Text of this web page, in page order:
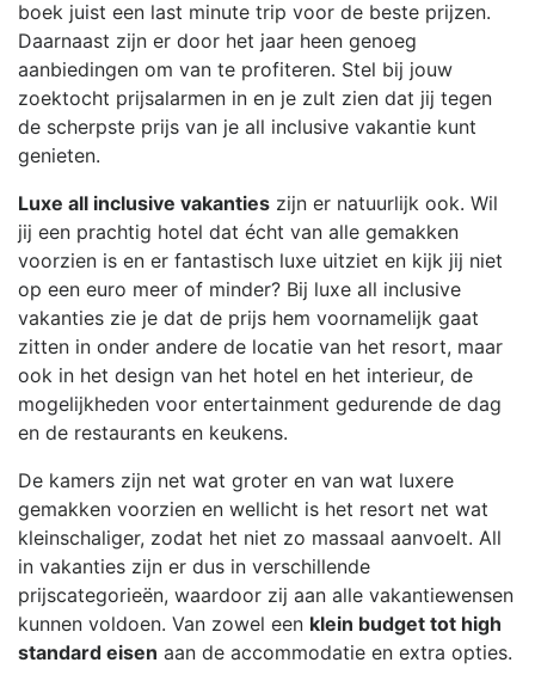
boek juist een last minute trip voor de beste prijzen.
Daarnaast zijn er door het jaar heen genoeg
aanbiedingen om van te profiteren. Stel bij jouw
zoektocht prijsalarmen in en je zult zien dat jij tegen
de scherpste prijs van je all inclusive vakantie kunt
genieten.
Luxe all inclusive vakanties zijn er natuurlijk ook. Wil
jij een prachtig hotel dat écht van alle gemakken
voorzien is en er fantastisch luxe uitziet en kijk jij niet
op een euro meer of minder? Bij luxe all inclusive
vakanties zie je dat de prijs hem voornamelijk gaat
zitten in onder andere de locatie van het resort, maar
ook in het design van het hotel en het interieur, de
mogelijkheden voor entertainment gedurende de dag
en de restaurants en keukens.
De kamers zijn net wat groter en van wat luxere
gemakken voorzien en wellicht is het resort net wat
kleinschaliger, zodat het niet zo massaal aanvoelt. All
in vakanties zijn er dus in verschillende
prijscategorieën, waardoor zij aan alle vakantiewensen
kunnen voldoen. Van zowel een klein budget tot high
standard eisen aan de accommodatie en extra opties.